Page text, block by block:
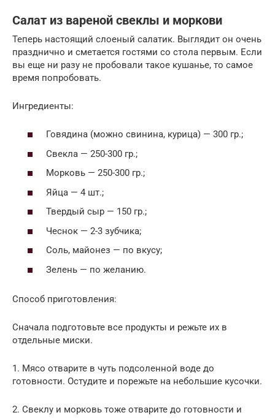
Салат из вареной свеклы и моркови
Теперь настоящий слоеный салатик. Выглядит он очень
празднично и сметается гостями со стола первым. Если
вы еще ни разу не пробовали такое кушанье, то самое
время попробовать.
Ингредиенты:
Говядина (можно свинина, курица) — 300 гр.;
Свекла — 250-300 гр.;
Морковь — 250-300 гр.;
Яйца — 4 шт.;
Твердый сыр — 150 гр.;
Чеснок — 2-3 зубчика;
Соль, майонез — по вкусу;
Зелень — по желанию.
Способ приготовления:
Сначала подготовьте все продукты и режьте их в
отдельные миски.
1. Мясо отварите в чуть подсоленной воде до
готовности. Остудите и порежьте на небольшие кусочки.
2. Свеклу и морковь тоже отварите до готовности и